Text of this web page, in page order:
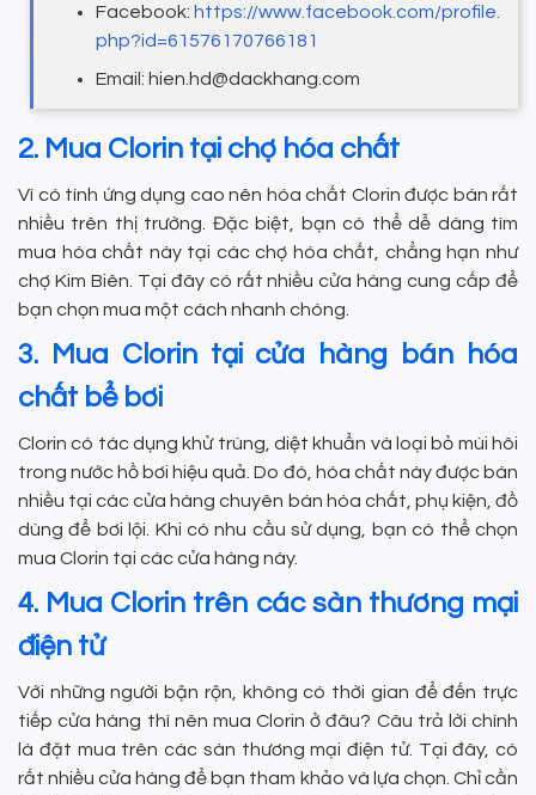
Facebook: https://www.facebook.com/profile.
php?id=61576170766181
Email: hien.hd@dackhang.com
2. Mua Clorin tại chợ hóa chất
Vì có tính ứng dụng cao nên hóa chất Clorin được bán rất
nhiều trên thị trường. Đặc biệt, bạn có thể dễ dàng tìm
mua hóa chất này tại các chợ hóa chất, chẳng hạn như
chợ Kim Biên. Tại đây có rất nhiều cửa hàng cung cấp để
bạn chọn mua một cách nhanh chóng.
3. Mua Clorin tại cửa hàng bán hóa
chất bể bơi
Clorin có tác dụng khử trùng, diệt khuẩn và loại bỏ mùi hôi
trong nước hồ bơi hiệu quả. Do đó, hóa chất này được bán
nhiều tại các cửa hàng chuyên bán hóa chất, phụ kiện, đồ
dùng để bơi lội. Khi có nhu cầu sử dụng, bạn có thể chọn
mua Clorin tại các cửa hàng này.
4. Mua Clorin trên các sàn thương mại
điện tử
Với những người bận rộn, không có thời gian để đến trực
tiếp cửa hàng thì nên mua Clorin ở đâu? Câu trả lời chính
là đặt mua trên các sàn thương mại điện tử. Tại đây, có
rất nhiều cửa hàng để bạn tham khảo và lựa chọn. Chỉ cần